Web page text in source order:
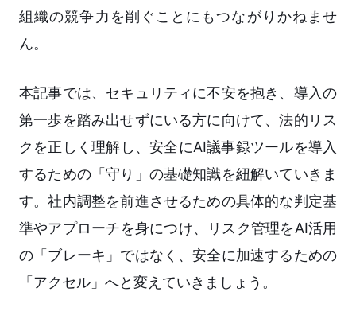
組織の競争力を削ぐことにもつながりかねませ
ん。
本記事では、セキュリティに不安を抱き、導入の
第一歩を踏み出せずにいる方に向けて、法的リス
クを正しく理解し、安全にAI議事録ツールを導入
するための「守り」の基礎知識を紐解いていきま
す。社内調整を前進させるための具体的な判定基
準やアプローチを身につけ、リスク管理をAI活用
の「ブレーキ」ではなく、安全に加速するための
「アクセル」へと変えていきましょう。